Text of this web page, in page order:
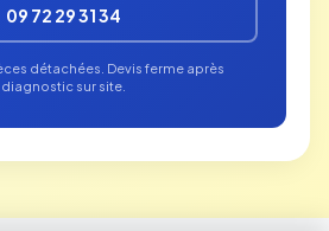
09 72 29 31 34
détachées. Devis ferme après
diagnostic sur site.